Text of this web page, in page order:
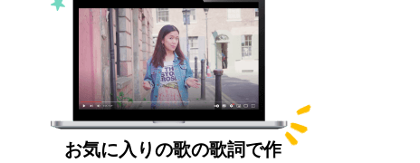
お気に入りの歌の歌詞で作